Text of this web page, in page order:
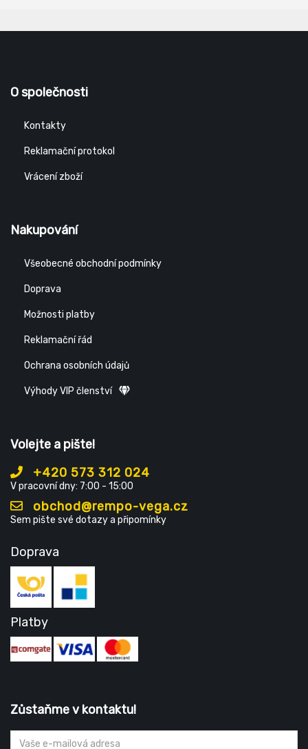
O společnosti
Kontakty
Reklamační protokol
Vrácení zboží
Nakupování
Všeobecné obchodní podmínky
Doprava
Možnosti platby
Reklamační řád
Ochrana osobních údajů
Výhody VIP členství
Volejte a pište!
+420 573 312 024
V pracovní dny: 7:00 - 15:00
obchod@rempo-vega.cz
Sem pište své dotazy a připomínky
Doprava
Platby
Zůstaňme v kontaktu!